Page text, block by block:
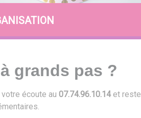
grands pas ?
écoute au 07.74.96.10.14et reste